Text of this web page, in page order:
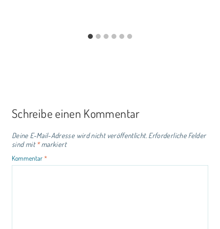
Schreibe einen Kommentar
Deine E-Mail-Adresse wird nicht veröffentlicht. Erforderliche Felder
sind mit*markiert
Kommentar*